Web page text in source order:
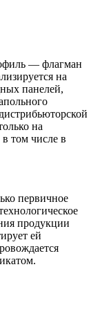
— флагман
на
панелей,
на
том числе в
первичное
продукции
ей